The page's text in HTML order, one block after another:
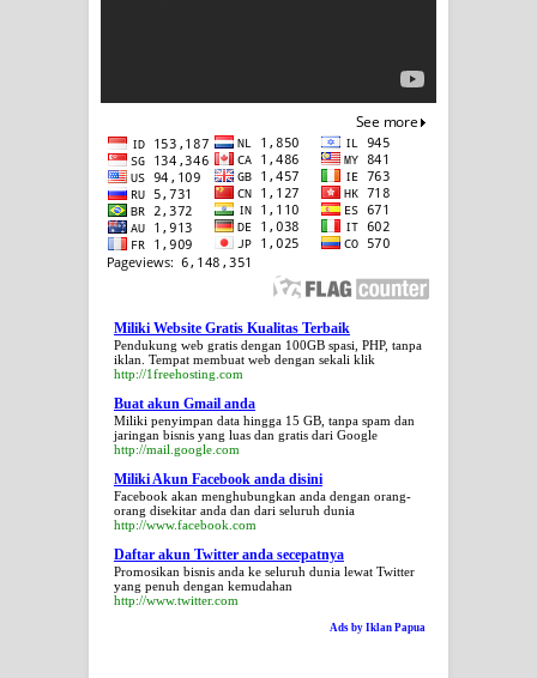
Miliki Website Gratis Kualitas Terbaik
Pendukung web gratis dengan 100GB spasi, PHP, tanpa
iklan. Tempat membuat web dengan sekali klik
http://1freehosting.com
Buat akun Gmail anda
Miliki penyimpan data hingga 15 GB, tanpa spam dan
jaringan bisnis yang luas dan gratis dari Google
http://mail.google.com
Miliki Akun Facebook anda disini
Facebook akan menghubungkan anda dengan orang-
orang disekitar anda dan dari seluruh dunia
http://www.facebook.com
Daftar akun Twitter anda secepatnya
Promosikan bisnis anda ke seluruh dunia lewat Twitter
yang penuh dengan kemudahan
http://www.twitter.com
Ads by Iklan Papua